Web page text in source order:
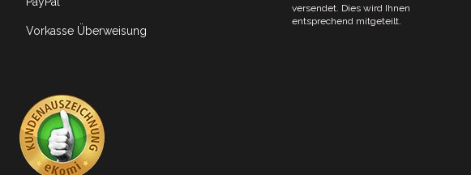
Vorkasse Überweisung
versendet. Dies wird Ihnen
entsprechend mitgeteilt.